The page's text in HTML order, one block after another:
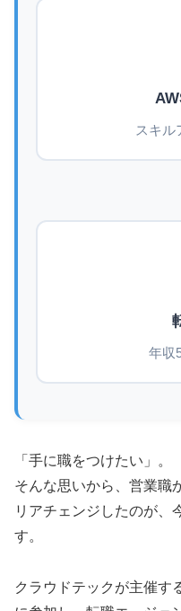
スキル
年収
「手に職をつけたい」。
そんな思いから、営業職
リアチェンジしたのが、
す。
クラウドテックが主催す